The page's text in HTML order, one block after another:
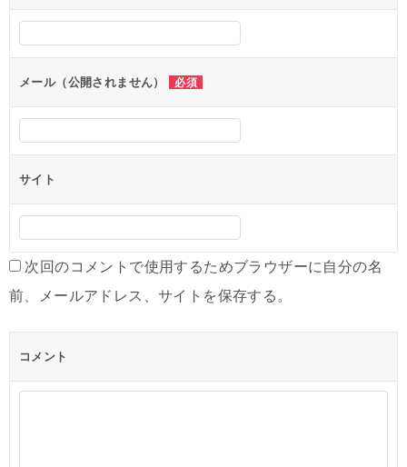
メール（公開されません） 必須
サイト
次回のコメントで使用するためブラウザーに自分の名
前、メールアドレス、サイトを保存する。
コメント